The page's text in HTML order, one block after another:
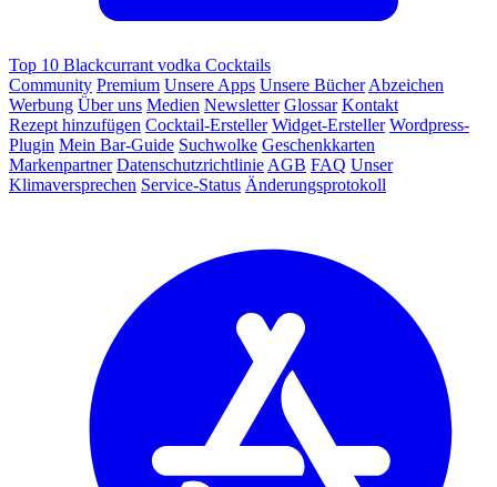
Top 10 Blackcurrant vodka Cocktails
Community Premium Unsere Apps Unsere Bücher Abzeichen
Werbung Über uns Medien Newsletter Glossar Kontakt
Rezept hinzufügen Cocktail-Ersteller Widget-Ersteller Wordpress-
Plugin Mein Bar-Guide Suchwolke Geschenkkarten
Markenpartner Datenschutzrichtlinie AGB FAQ Unser
Klimaversprechen Service-Status Änderungsprotokoll